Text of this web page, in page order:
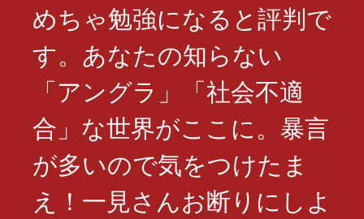
めちゃ勉強になると評判で
す。あなたの知らない
「アングラ」「社会不適
合」な世界がここに。暴言
が多いので気をつけたま
え！一見さんお断りにしよ